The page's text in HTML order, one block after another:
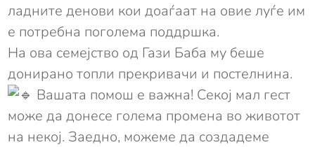
ладните денови кои доаѓаат на овие луѓе им
е потребна поголема поддршка.
На ова семејство од Гази Баба му беше
донирано топли прекривачи и постелнина.
Вашата помош е важна! Секој мал гест
може да донесе голема промена во животот
на некој. Заедно, можеме да создадеме